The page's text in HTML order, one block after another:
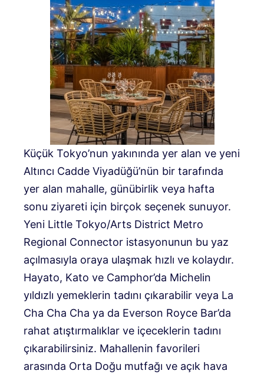
Küçük Tokyo’nun yakınında yer alan ve yeni
Altıncı Cadde Viyadüğü’nün bir tarafında
yer alan mahalle, günübirlik veya hafta
sonu ziyareti için birçok seçenek sunuyor.
Yeni Little Tokyo/Arts District Metro
Regional Connector istasyonunun bu yaz
açılmasıyla oraya ulaşmak hızlı ve kolaydır.
Hayato, Kato ve Camphor’da Michelin
yıldızlı yemeklerin tadını çıkarabilir veya La
Cha Cha Cha ya da Everson Royce Bar’da
rahat atıştırmalıklar ve içeceklerin tadını
çıkarabilirsiniz. Mahallenin favorileri
arasında Orta Doğu mutfağı ve açık hava